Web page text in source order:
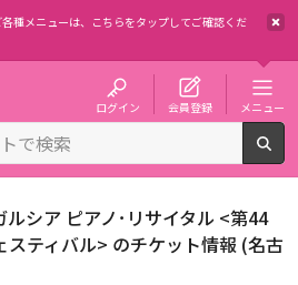
種メニューは、
こちらをタップしてご確認くだ
ログイン 会員登録 メニュー
シア ピアノ･リサイタル <第44
ティバル> のチケット情報 (名古